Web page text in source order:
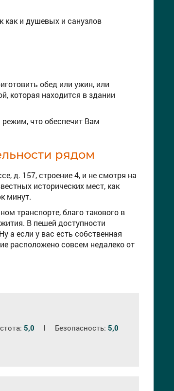
как и душевых и санузлов
обед или ужин, или
которая находится в здании
режим, что обеспечит Вам
рядом
д. 157, строение 4, и не смотря на
исторических мест, как
минут.
транспорте, благо такового в
В пешей доступности
а если у вас есть собственная
расположено совсем недалеко от
5,0 Безопасность:5,0